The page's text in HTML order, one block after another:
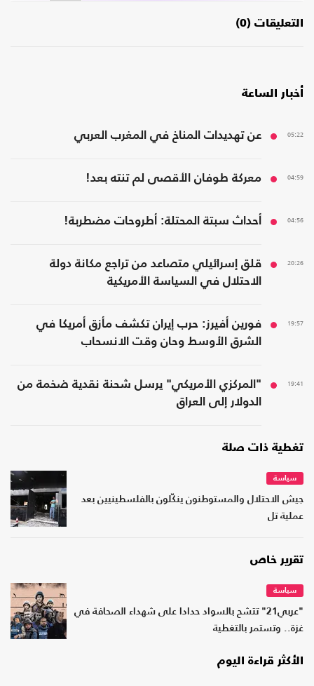
التعليقات (0)
أخبار الساعة
05:22 عن تهديدات المناخ في المغرب العربي
04:59 معركة طوفان الأقصى لم تنته بعد!
04:56 أحداث سبتة المحتلة: أطروحات مضطربة!
20:26
قلق إسرائيلي متصاعد من تراجع مكانة دولة
الاحتلال في السياسة الأمريكية
19:57
فورين أفيرز: حرب إيران تكشف مأزق أمريكا في
الشرق الأوسط وحان وقت الانسحاب
19:41
"المركزي الأمريكي" يرسل شحنة نقدية ضخمة من
الدولار إلى العراق
تغطية ذات صلة
سياسة
جيش الاحتلال والمستوطنون ينكّلون بالفلسطينيين بعد
عملية تل
تقرير خاص
سياسة
"عربي21" تتشح بالسواد حدادا على شهداء الصحافة في
غزة.. وتستمر بالتغطية
الأكثر قراءة اليوم